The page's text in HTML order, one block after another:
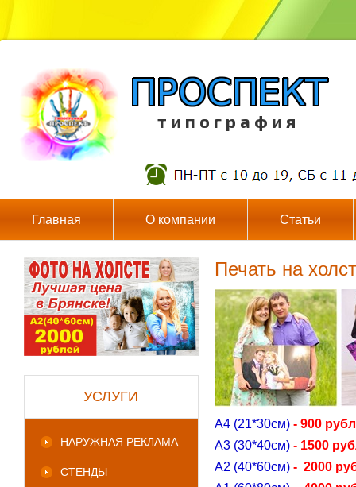
т и п о г р а ф и я
Главная О компании Статьи
УСЛУГИ
НАРУЖНАЯ РЕКЛАМА
СТЕНДЫ
Печать на
А4 (21*30см) - 900
А3 (30*40см) - 1500
А2 (40*60см) - 2000